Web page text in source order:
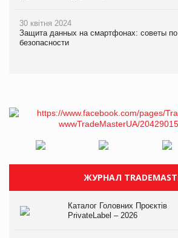
30 квітня 2024
Защита данных на смартфонах: советы
безопасности
ЖУРНАЛ
Каталог Головних Проєктів
PrivateLabel – 2026